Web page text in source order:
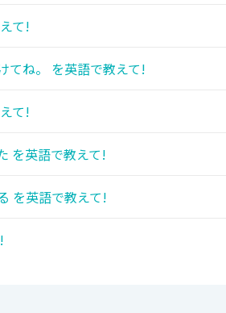
て!
てね。 を英語で教えて!
て!
を英語で教えて!
を英語で教えて!